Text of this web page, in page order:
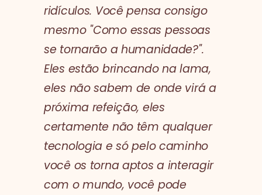
ridículos. Você pensa consigo
mesmo "Como essas pessoas
se tornarão a humanidade?".
Eles estão brincando na lama,
eles não sabem de onde virá a
próxima refeição, eles
certamente não têm qualquer
tecnologia e só pelo caminho
você os torna aptos a interagir
com o mundo, você pode